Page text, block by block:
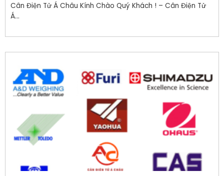
Cân Điện Tử Á Châu Kính Chào Quý Khách ! – Cân Điện Tử
Á...